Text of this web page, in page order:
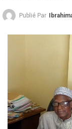
Publié Par Ibrahima